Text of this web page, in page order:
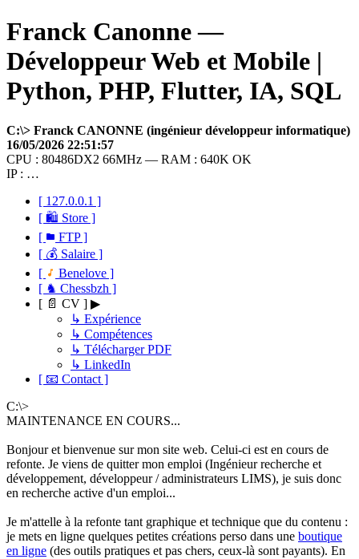
Franck Canonne —
Développeur Web et Mobile |
Python, PHP, Flutter, IA, SQL
C:\> Franck CANONNE (ingénieur développeur informatique)
16/05/2026 22:51:57
CPU : 80486DX2 66MHz — RAM : 640K OK
IP : …
[ 127.0.0.1 ]
[ 🛍 Store ]
[
FTP ]
[ 💰 Salaire ]
[
Benelove ]
[ ♞ Chessbzh ]
[ 📄 CV ] ▶
↳ Expérience
↳ Compétences
↳ Télécharger PDF
↳ LinkedIn
[ 📧 Contact ]
C:\>
MAINTENANCE EN COURS...
Bonjour et bienvenue sur mon site web. Celui-ci est en cours de
refonte. Je viens de quitter mon emploi (Ingénieur recherche et
développement, développeur / administrateurs LIMS), je suis donc
en recherche active d'un emploi...
Je m'attelle à la refonte tant graphique et technique que du contenu :
je mets en ligne quelques petites créations perso dans une boutique
en ligne (des outils pratiques et pas chers, ceux-là sont payants). En